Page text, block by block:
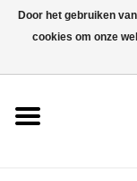
Door het gebruiken
cookies om onze